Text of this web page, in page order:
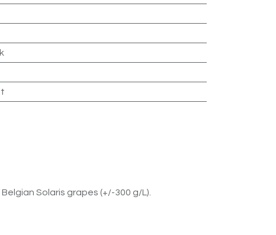
Solaris grapes (+/-300 g/L).